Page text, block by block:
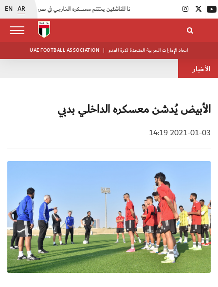
EN AR اتحاد الكرة يُنظم ورشة عمل للمراقبين المعتمدين | |
UAE FOOTBALL ASSOCIATION | اتحاد الإمارات العربية المتحدة لكرة القدم
الأخبار
الأبيض يُدشن معسكره الداخلي بدبي
2021-01-03 14:19